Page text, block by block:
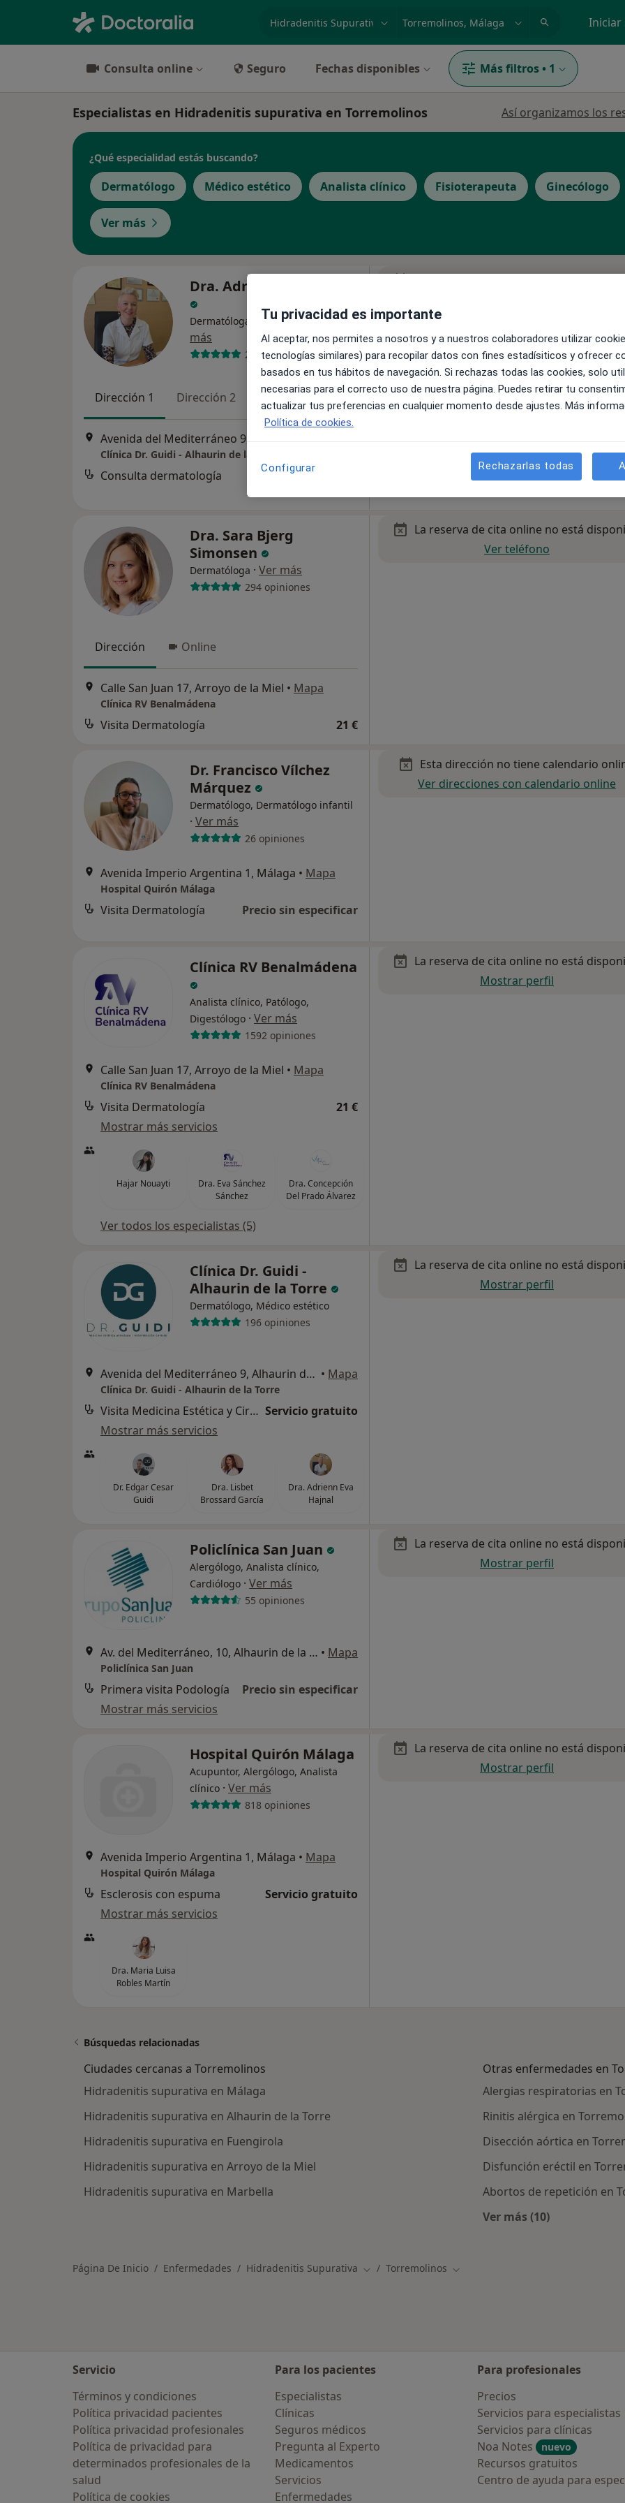
Iniciar
Consulta online Seguro Fechas disponibles Más filtros • 1
Especialistas en Hidradenitis supurativa en Torremolinos Así organizamos los
¿Qué especialidad estás buscando?
Dermatólogo Médico estético Analista clínico Fisioterapeuta Ginecólogo
Ver más
Dra. Adrienn Eva Hajnal
Dermatóloga, Médica estética·Ver
más
22 opiniones
Dirección 1 Dirección 2
Clínica Dr. Guidi - Alhaurin de la Torre
Consulta dermatología
Dra. Sara Bjerg
Simonsen
Dermatóloga · Ver más
294 opiniones
Dirección Online
Calle San Juan 17, Arroyo de la Miel • Mapa
Clínica RV Benalmádena
Visita Dermatología 21 €
La reserva de cita online no está
Ver teléfono
Dr. Francisco Vílchez
Márquez
Dermatólogo, Dermatólogo infantil
· Ver más
26 opiniones
Avenida Imperio Argentina 1, Málaga • Mapa
Hospital Quirón Málaga
Visita Dermatología Precio sin especificar
Esta dirección no tiene calendario
Ver direcciones con calendario online
Clínica RV Benalmádena
Analista clínico, Patólogo,
Digestólogo · Ver más
1592 opiniones
Calle San Juan 17, Arroyo de la Miel • Mapa
Clínica RV Benalmádena
Visita Dermatología
21 €
Mostrar más servicios
Hajar Nouayti
Dra. Eva Sánchez
Sánchez
Dra. Concepción
Del Prado Álvarez
Ver todos los especialistas (5)
La reserva de cita online no está
Mostrar perfil
Clínica Dr. Guidi -
Alhaurin de la Torre
Dermatólogo, Médico estético
196 opiniones
Avenida del Mediterráneo 9, Alhaurin de la Torre • Mapa
Clínica Dr. Guidi - Alhaurin de la Torre
Visita Medicina Estética y Cirugía Cosmética Servicio gratuito
Mostrar más servicios
Dr. Edgar Cesar
Guidi
Dra. Lisbet
Brossard García
Dra. Adrienn Eva
Hajnal
La reserva de cita online no está
Mostrar perfil
Policlínica San Juan
Alergólogo, Analista clínico,
Cardiólogo · Ver más
55 opiniones
Av. del Mediterráneo, 10, Alhaurin de la Torre • Mapa
Policlínica San Juan
Primera visita Podología
Precio sin especificar
Mostrar más servicios
La reserva de cita online no está
Mostrar perfil
Hospital Quirón Málaga
Acupuntor, Alergólogo, Analista
clínico · Ver más
818 opiniones
Avenida Imperio Argentina 1, Málaga • Mapa
Hospital Quirón Málaga
Esclerosis con espuma
Servicio gratuito
Mostrar más servicios
Dra. Maria Luisa
Robles Martín
La reserva de cita online no está
Mostrar perfil
Búsquedas relacionadas
Ciudades cercanas a Torremolinos
Hidradenitis supurativa en Málaga
Hidradenitis supurativa en Alhaurin de la Torre
Hidradenitis supurativa en Fuengirola
Hidradenitis supurativa en Arroyo de la Miel
Hidradenitis supurativa en Marbella
Otras enfermedades en
Alergias respiratorias en
Rinitis alérgica en
Disección aórtica en
Disfunción eréctil en
Abortos de repetición en
Ver más (10)
Página De Inicio Enfermedades Hidradenitis Supurativa Cambiar de ciudad
Torremolinos Cambiar de ciudad
Servicio
Términos y condiciones
Política privacidad pacientes
Política privacidad profesionales
Política de privacidad para
determinados profesionales de la
salud
Política de cookies
Para los pacientes
Especialistas
Clínicas
Seguros médicos
Pregunta al Experto
Medicamentos
Servicios
Enfermedades
Para profesionales
Precios
Servicios para especialistas
Servicios para clínicas
Noa Notes
nuevo
Recursos gratuitos
Centro de ayuda para
Tu privacidad es importante
Al aceptar, nos permites a nosotros y a nuestros colaboradores utilizar
tecnologías similares) para recopilar datos con fines estadísiticos y ofrecer
basados en tus hábitos de navegación. Si rechazas todas las cookies, solo
necesarias para el correcto uso de nuestra página. Puedes retirar tu
actualizar tus preferencias en cualquier momento desde ajustes. Más
Política de cookies.
Configurar Rechazarlas todas